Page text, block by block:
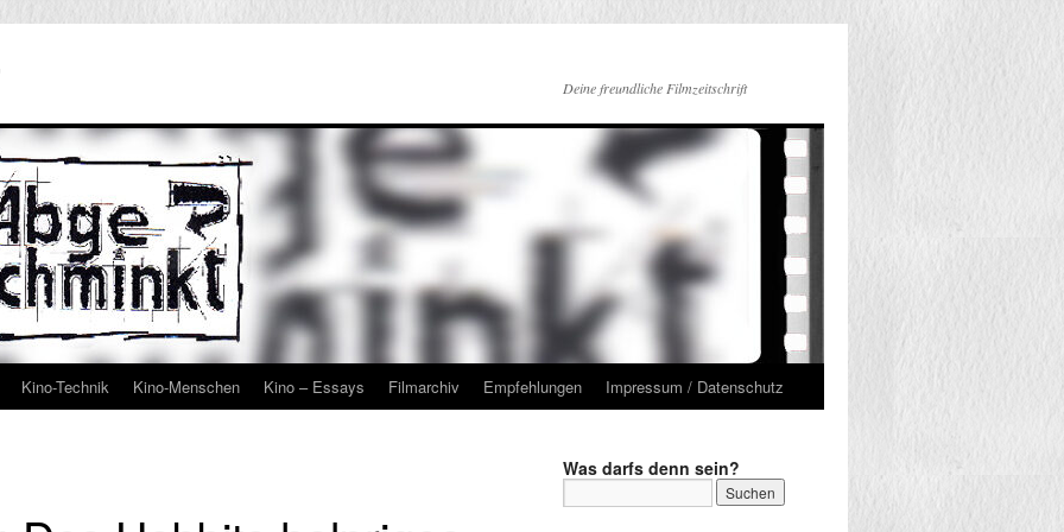
Deine freundliche Filmzeitschrift
Kino-Technik Kino-Menschen Kino – Essays Filmarchiv Empfehlungen Impressum / Datenschutz
Was darfs denn sein?